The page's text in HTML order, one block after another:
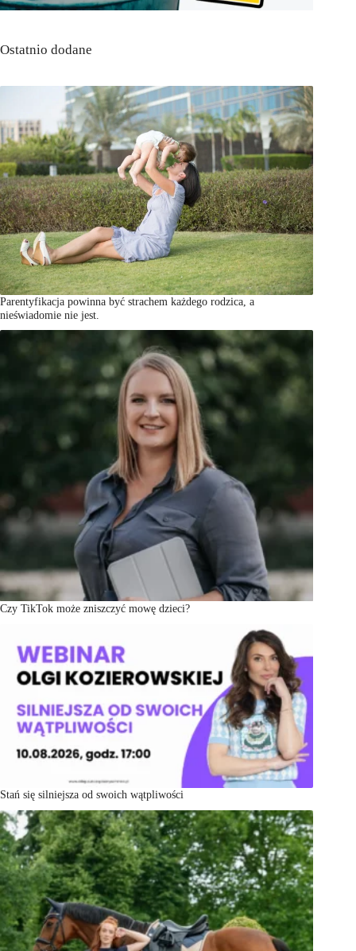
Ostatnio dodane
Parentyfikacja powinna być strachem każdego rodzica, a
nieświadomie nie jest.
Czy TikTok może zniszczyć mowę dzieci?
Stań się silniejsza od swoich wątpliwości